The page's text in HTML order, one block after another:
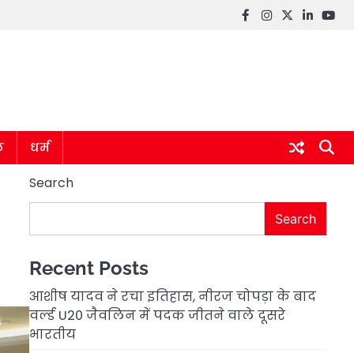
Facebook
instagram
twitter
linkedin
धर्म
Search
Search
Recent Posts
आशीष यादव ने रचा इतिहास, नीरज चोपड़ा के बाद
वर्ल्ड U20 जैवलिन में पदक जीतने वाले दूसरे
भारतीय